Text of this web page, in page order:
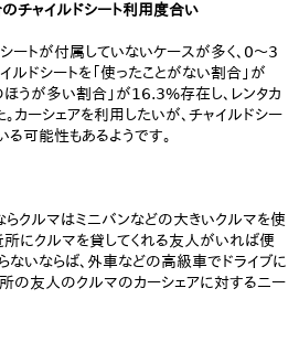
チャイルドシート利用度合い
ートが付属していないケースが多く、0～3
ドシートを「使ったことがない割合」が
ほうが多い割合」が16.3%存在し、レンタカ
カーシェアを利用したいが、チャイルドシー
る可能性もあるようです。
クルマはミニバンなどの大きいクルマを使
所にクルマを貸してくれる友人がいれば便
ないならば、外車などの高級車でドライブに
所の友人のクルマのカーシェアに対するニー